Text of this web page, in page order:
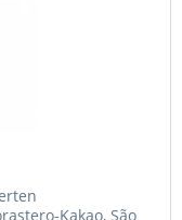
Kakao, São